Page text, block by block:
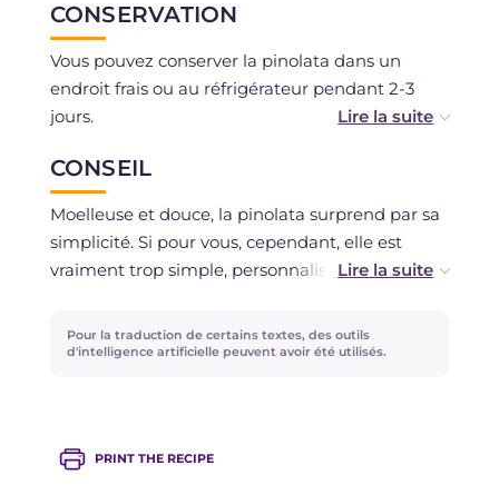
CONSERVATION
Vous pouvez conserver la pinolata dans un
endroit frais ou au réfrigérateur pendant 2-3
jours.
CONSEIL
Moelleuse et douce, la pinolata surprend par sa
simplicité. Si pour vous, cependant, elle est
vraiment trop simple, personnalisez la garniture
avec un zeste de citron ou une gousse de vanille
incisée ajoutés au lait à chauffer, ou l'enrichir
Pour la traduction de certains textes, des outils
d'intelligence artificielle peuvent avoir été utilisés.
PRINT THE RECIPE